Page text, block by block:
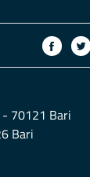
- 70121 Bari
Bari